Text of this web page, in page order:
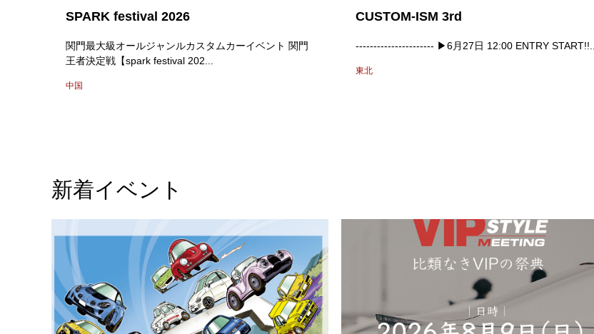
SPARK festival 2026
関門最大級オールジャンルカスタムカーイベント 関門
王者決定戦【spark festival 202...
中国
CUSTOM-ISM 3rd
---------------------- ▶6月27日 12:00 ENTRY START!!...
東北
新着イベント